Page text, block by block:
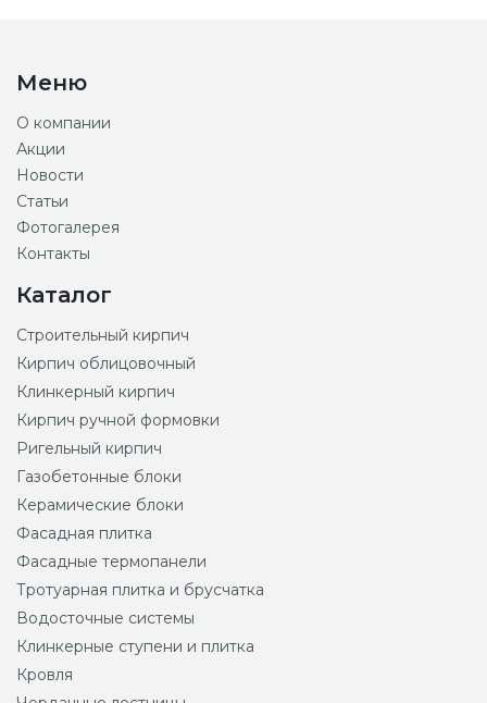
Меню
О компании
Акции
Новости
Статьи
Фотогалерея
Контакты
Каталог
Строительный кирпич
Кирпич облицовочный
Клинкерный кирпич
Кирпич ручной формовки
Ригельный кирпич
Газобетонные блоки
Керамические блоки
Фасадная плитка
Фасадные термопанели
Тротуарная плитка и брусчатка
Водосточные системы
Клинкерные ступени и плитка
Кровля